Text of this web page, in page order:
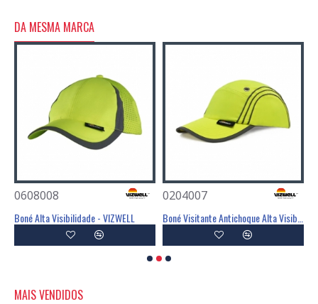
DA MESMA MARCA
0608008
Boné Alta Visibilidade - VIZWELL
0204007
MAIS VENDIDOS